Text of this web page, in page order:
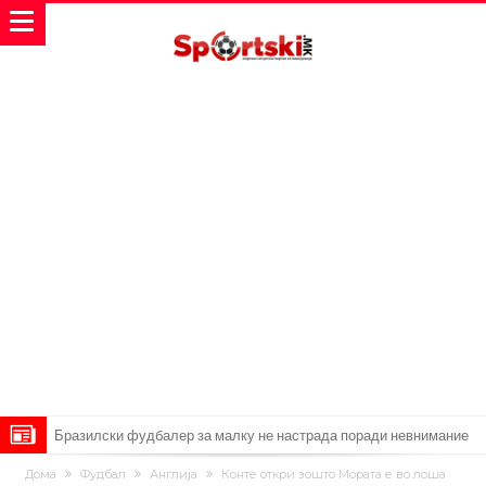
Бразилски фудбалер за малку не настрада поради невнимание
откако даде гол
Лукаку заминува, Наполи носи замена од Арсенал
Дома Фудбал Англија
Конте откри зошто Мората е во лоша